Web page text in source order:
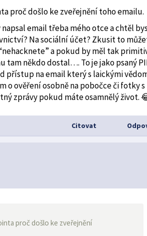
proč došlo ke zveřejnění toho emailu.
email třeba mého otce a chtěl
Na sociální účet? Zkusit to
a pokud by měl tak
tam někdo dostal…. To je jako psaný
přístup na email který s laickými
ověření osobně na pobočce či fotky s
zprávy pokud máte osamnělý život.
Citovat
proč došlo ke zveřejnění